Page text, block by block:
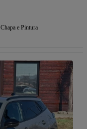
Chapa e Pintura